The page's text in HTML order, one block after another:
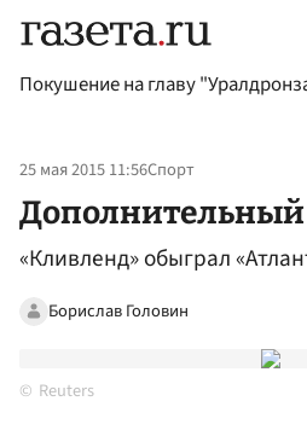
Покушение на главу
25 мая 2015 11:56Спорт
«Кливленд» обыграл
Борислав Головин
Reuters